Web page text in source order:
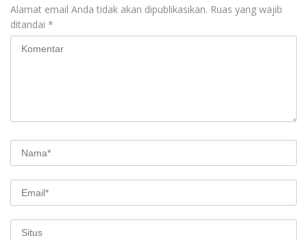
Alamat email Anda tidak akan dipublikasikan. Ruas yang wajib
ditandai *